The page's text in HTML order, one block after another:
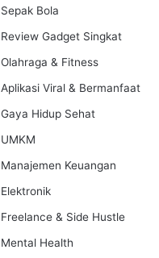
Sepak Bola
Review Gadget Singkat
Olahraga & Fitness
Aplikasi Viral & Bermanfaat
Gaya Hidup Sehat
UMKM
Manajemen Keuangan
Elektronik
Freelance & Side Hustle
Mental Health